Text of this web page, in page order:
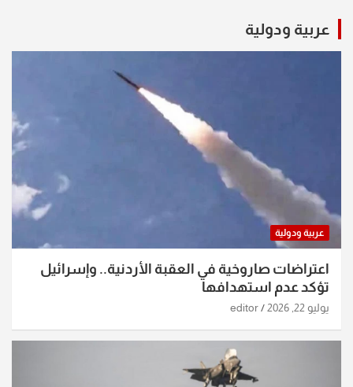
عربية ودولية
عربية ودولية
اعتراضات صاروخية في العقبة الأردنية.. وإسرائيل
تؤكد عدم استهدافها
يوليو 22, 2026 editor